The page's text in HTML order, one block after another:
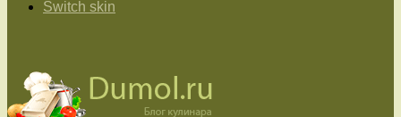
Switch skin